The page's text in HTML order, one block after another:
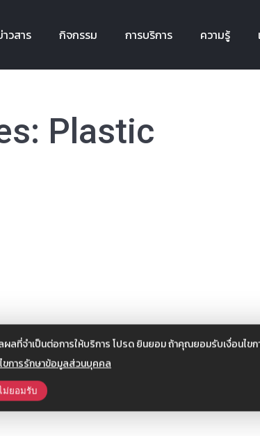
จำเป็นต่อการให้บริการ โปรด ยินยอม ถ้าคุณยอมรับเงื่อนไขก
ขการรักษาข้อมูลส่วนบุคคล
ม่ยอมรับ
าวสาร กิจกรรม การบริการ ความรู้
Plastic